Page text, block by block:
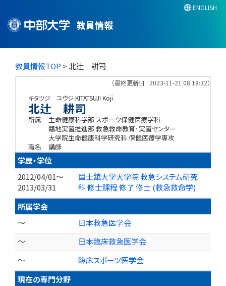
教員情報
ENGLISH
教員情報TOP > 北辻 耕司
（最終更新日 : 2023-11-21 08:18:32）
キタツジ コウジ KITATSUJI Koji
北辻 耕司
所属
生命健康科学部 スポーツ保健医療学科
臨地実習推進部 救急救命教育･実習センター
大学院生命健康科学研究科 保健医療学専攻
職名
講師
学歴・学位
2012/04/01～
2013/03/31
国士舘大学大学院 救急システム研究
科 修士課程 修了 修士 (救急救命学)
所属学会
～
日本救急医学会
～
日本臨床救急医学会
～
臨床スポーツ医学会
現在の専門分野